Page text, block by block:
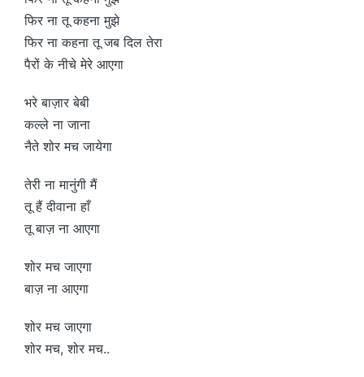
फिर ना तू कहना मुझे
फिर ना कहना तू जब दिल तेरा
पैरों के नीचे मेरे आएगा
भरे बाज़ार बेबी
कल्ले ना जाना
नैते शोर मच जायेगा
तेरी ना मानुंगी मैं
तू हैं दीवाना हाँ
तू बाज़ ना आएगा
शोर मच जाएगा
बाज़ ना आएगा
शोर मच जाएगा
शोर मच, शोर मच..